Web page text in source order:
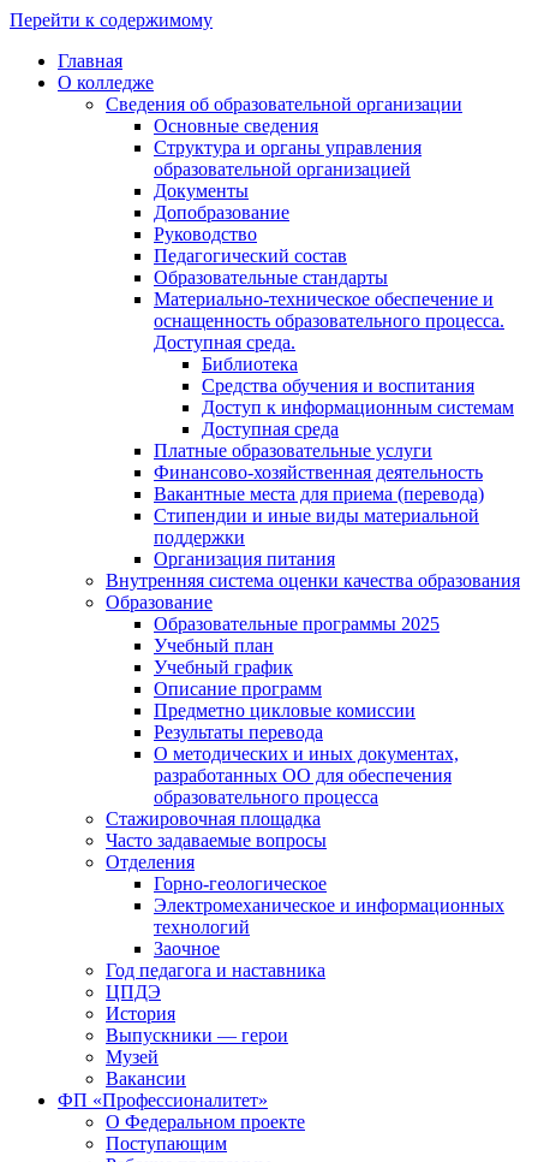
Перейти к содержимому
Главная
О колледже
Сведения об образовательной организации
Основные сведения
Структура и органы управления
образовательной организацией
Документы
Допобразование
Руководство
Педагогический состав
Образовательные стандарты
Материально-техническое обеспечение и
оснащенность образовательного процесса.
Доступная среда.
Библиотека
Средства обучения и воспитания
Доступ к информационным системам
Доступная среда
Платные образовательные услуги
Финансово-хозяйственная деятельность
Вакантные места для приема (перевода)
Стипендии и иные виды материальной
поддержки
Организация питания
Внутренняя система оценки качества образования
Образование
Образовательные программы 2025
Учебный план
Учебный график
Описание программ
Предметно цикловые комиссии
Результаты перевода
О методических и иных документах,
разработанных ОО для обеспечения
образовательного процесса
Стажировочная площадка
Часто задаваемые вопросы
Отделения
Горно-геологическое
Электромеханическое и информационных
технологий
Заочное
Год педагога и наставника
ЦПДЭ
История
Выпускники — герои
Музей
Вакансии
ФП «Профессионалитет»
О Федеральном проекте
Поступающим